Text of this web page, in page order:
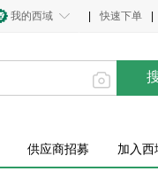
快速下单
我的西域
供应商招募 加入西